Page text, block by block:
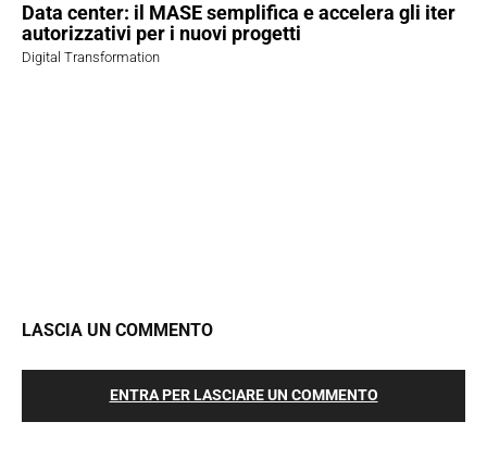
Data center: il MASE semplifica e accelera gli iter
autorizzativi per i nuovi progetti
Digital Transformation
LASCIA UN COMMENTO
ENTRA PER LASCIARE UN COMMENTO